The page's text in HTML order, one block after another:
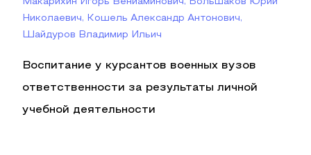
Николаевич, Кошель Александр Антонович,
Шайдуров Владимир Ильич
Воспитание у курсантов военных вузов
ответственности за результаты личной
учебной деятельности